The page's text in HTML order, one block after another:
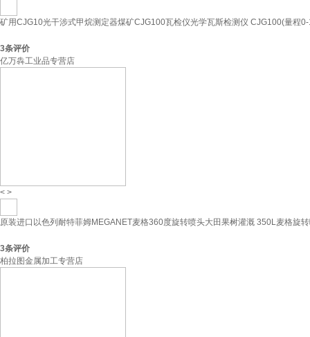
矿用CJG10光干涉式甲烷测定器煤矿CJG100瓦检仪光学瓦斯检测仪 CJG100(量程
3条评价
亿万犇工业品专营店
< >
原装进口以色列耐特菲姆MEGANET麦格360度旋转喷头大田果树灌溉 350L麦格旋
3条评价
柏拉图金属加工专营店